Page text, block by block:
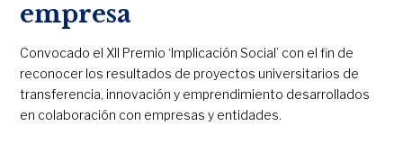
empresa
Convocado el XII Premio ‘Implicación Social’ con el fin de
reconocer los resultados de proyectos universitarios de
transferencia, innovación y emprendimiento desarrollados
en colaboración con empresas y entidades.